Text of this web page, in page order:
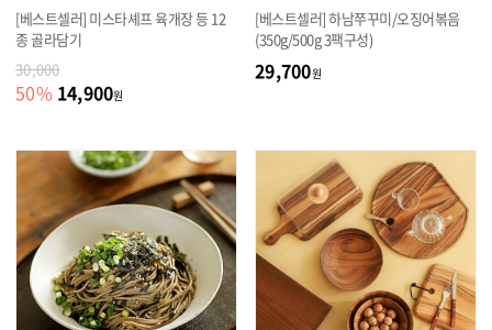
[베스트셀러] 미스타셰프 육개장 등 12
종 골라담기
30,000
50% 14,900원
[베스트셀러] 하남쭈꾸미/오징어볶음
(350g/500g 3팩구성)
29,700원